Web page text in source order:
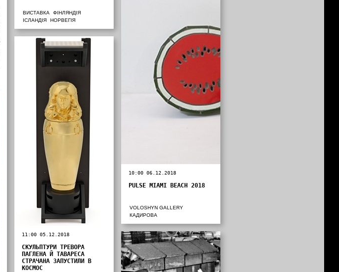
ВИСТАВКА
ФІНЛЯНДІЯ
ІСЛАНДІЯ
НОРВЕГІЯ
10:00 06.12.2018
PULSE MIAMI BEACH 2018
VOLOSHYN GALLERY
КАДИРОВА
11:00 05.12.2018
СКУЛЬПТУРИ ТРЕВОРА
ПАГЛЕНА Й ТАВАРЕСА
СТРАЧАНА ЗАПУСТИЛИ В
КОСМОС